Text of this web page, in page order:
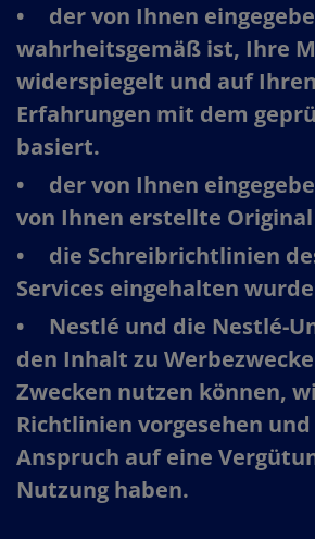
der von Ihnen
wahrheitsgemäß ist, Ihre
widerspiegelt und auf
Erfahrungen mit dem
basiert.​
der von Ihnen
von Ihnen erstellte
die Schreibrichtlinien
Services eingehalten
Nestlé und die Nestlé-
den Inhalt zu
Zwecken nutzen können,
Richtlinien vorgesehen und
Anspruch auf eine
Nutzung haben.​